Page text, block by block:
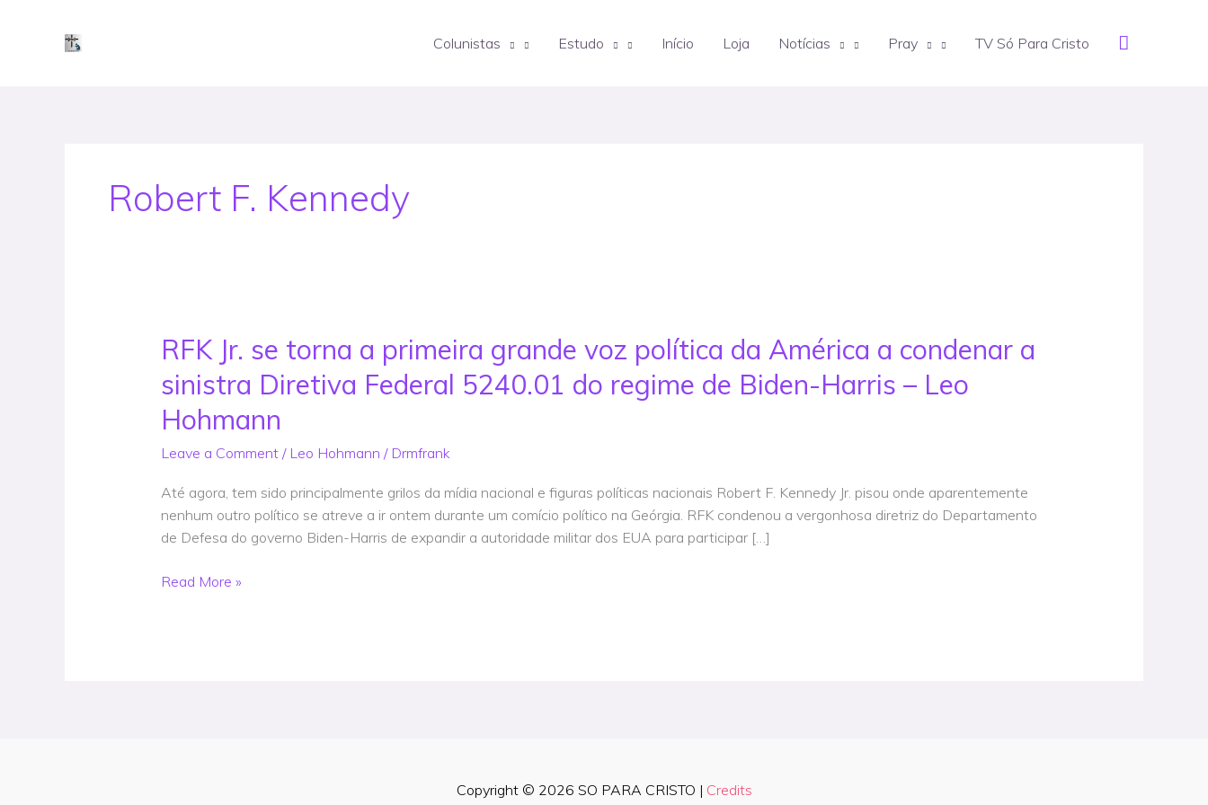
Colunistas Estudo Início Loja Notícias Pray TV Só Para Cristo Search
Robert F. Kennedy
RFK Jr. se torna a primeira grande voz política da América a condenar a
sinistra Diretiva Federal 5240.01 do regime de Biden-Harris – Leo
Hohmann
Leave a Comment / Leo Hohmann / Drmfrank
Até agora, tem sido principalmente grilos da mídia nacional e figuras políticas nacionais Robert F. Kennedy Jr. pisou onde aparentemente
nenhum outro político se atreve a ir ontem durante um comício político na Geórgia. RFK condenou a vergonhosa diretriz do Departamento
de Defesa do governo Biden-Harris de expandir a autoridade militar dos EUA para participar […]
RFK
Jr.
se
torna
a
primeira
voz
política
da
aRead More »
Copyright © 2026 SO PARA CRISTO | Credits